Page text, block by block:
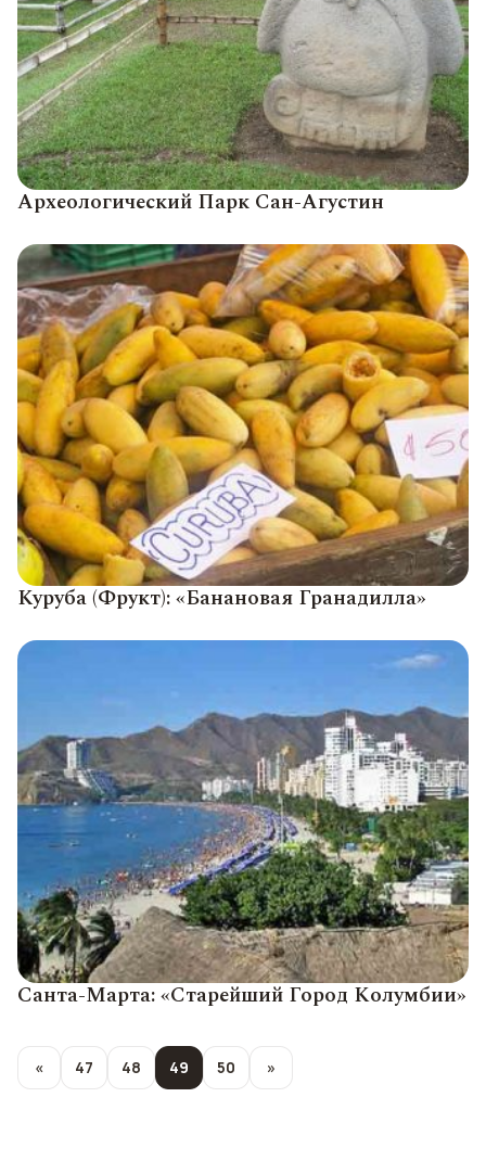
Археологический Парк Сан-Агустин
Куруба (Фрукт): «Банановая Гранадилла»
Санта-Марта: «Старейший Город Колумбии»
« 47 48 49 50 »